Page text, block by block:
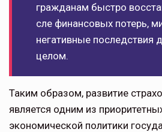
гражданам быстро
сле финансовых потерь,
негатив­ные последствия
целом.
Таким образом, развитие
является одним из
экономической политики